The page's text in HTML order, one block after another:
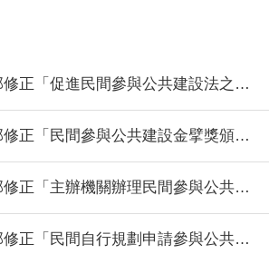
「促進民間參與公共建設法之重大公共建設範圍」
民間參與公共建設金擘獎頒發作業要點」，並自115年2月26日生效
主辦機關辦理民間參與公共建設案件民間投資金額試算表」填表說明
「民間自行規劃申請參與公共建設作業辦法」